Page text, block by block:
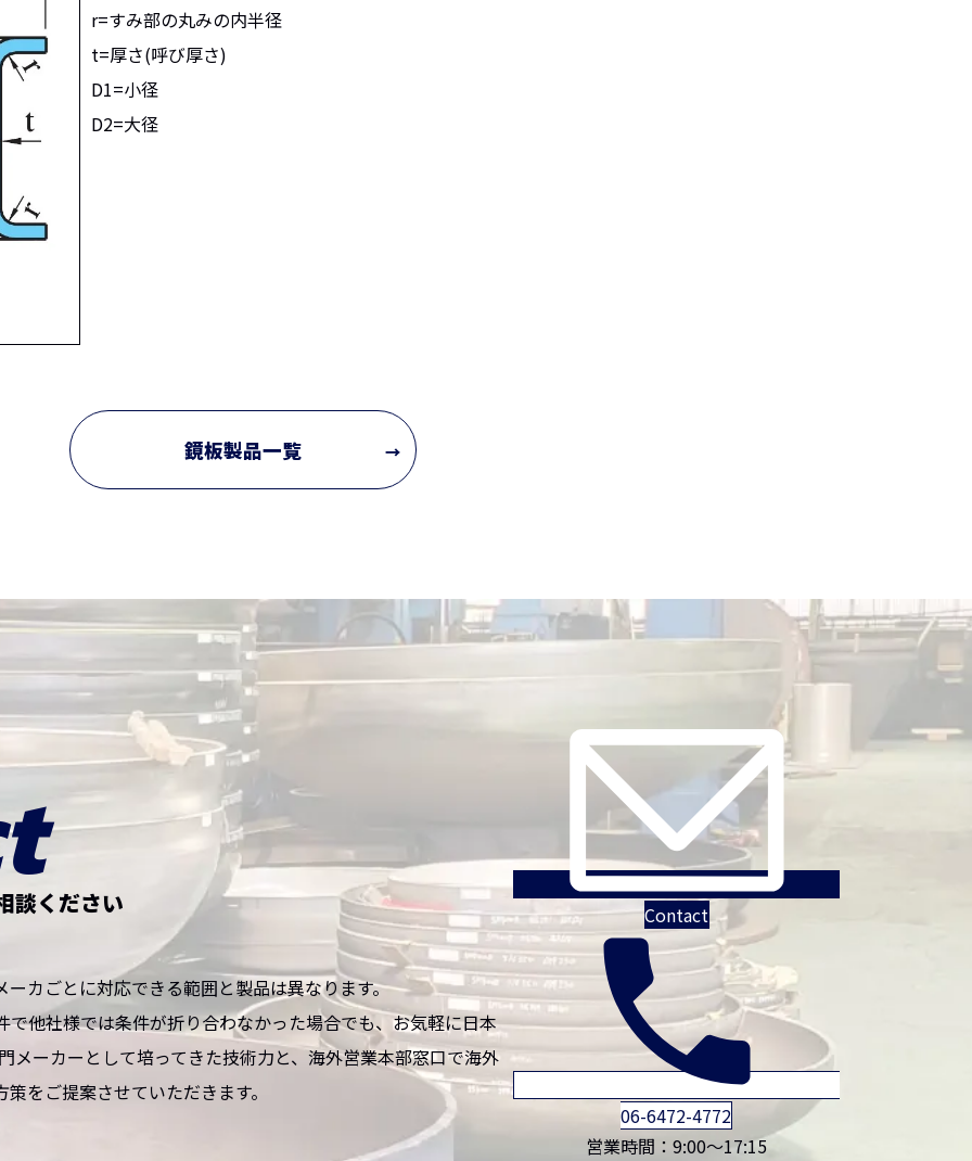
r=すみ部の丸みの内半径
t=厚さ(呼び厚さ)
D1=小径
D2=大径
鏡板製品一覧
談ください
カごとに対応できる範囲と製品は異なります。
他社様では条件が折り合わなかった場合でも、お気軽に日本
メーカーとして培ってきた技術力と、海外営業本部窓口で海外
をご提案させていただきます。
Contact
06-6472-4772
営業時間：9:00～17:15